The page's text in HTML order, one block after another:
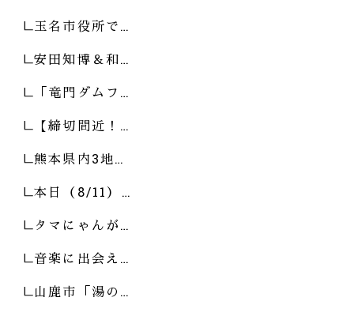
玉名市役所で…
安田知博＆和…
「竜門ダムフ…
【締切間近！…
熊本県内3地…
本日（8/11）…
タマにゃんが…
音楽に出会え…
山鹿市「湯の…